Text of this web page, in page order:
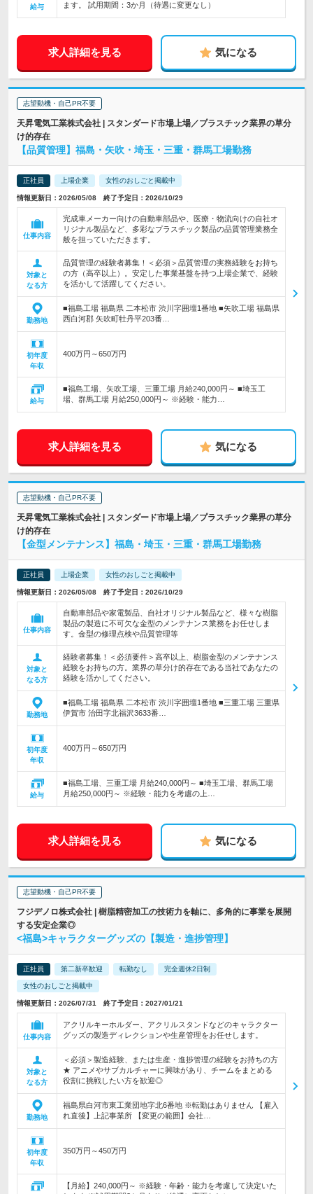
給与
ます。 試用期間：3か月（待遇に変更なし）
求人詳細を見る 気になる
志望動機・自己PR不要
天昇電気工業株式会社 | スタンダード市場上場／プラスチック業界の草分
け的存在
【品質管理】福島・矢吹・埼玉・三重・群馬工場勤務
正社員 上場企業 女性のおしごと掲載中
情報更新日：2026/05/08 終了予定日：2026/10/29
仕事内容
完成車メーカー向けの自動車部品や、医療・物流向けの自社オ
リジナル製品など、多彩なプラスチック製品の品質管理業務全
般を担っていただきます。
対象と
なる方
品質管理の経験者募集！＜必須＞品質管理の実務経験をお持ち
の方（高卒以上）。安定した事業基盤を持つ上場企業で、経験
を活かして活躍してください。
勤務地
■福島工場 福島県 二本松市 渋川字囲壇1番地 ■矢吹工場 福島県
西白河郡 矢吹町牡丹平203番…
初年度
年収
400万円～650万円
給与
■福島工場、矢吹工場、三重工場 月給240,000円～ ■埼玉工
場、群馬工場 月給250,000円～ ※経験・能力…
求人詳細を見る 気になる
志望動機・自己PR不要
天昇電気工業株式会社 | スタンダード市場上場／プラスチック業界の草分
け的存在
【金型メンテナンス】福島・埼玉・三重・群馬工場勤務
正社員 上場企業 女性のおしごと掲載中
情報更新日：2026/05/08 終了予定日：2026/10/29
仕事内容
自動車部品や家電製品、自社オリジナル製品など、様々な樹脂
製品の製造に不可欠な金型のメンテナンス業務をお任せしま
す。金型の修理点検や品質管理等
対象と
なる方
経験者募集！＜必須要件＞高卒以上、樹脂金型のメンテナンス
経験をお持ちの方。業界の草分け的存在である当社であなたの
経験を活かしてください。
勤務地
■福島工場 福島県 二本松市 渋川字囲壇1番地 ■三重工場 三重県
伊賀市 治田字北福沢3633番…
初年度
年収
400万円～650万円
給与
■福島工場、三重工場 月給240,000円～ ■埼玉工場、群馬工場
月給250,000円～ ※経験・能力を考慮の上…
求人詳細を見る 気になる
志望動機・自己PR不要
フジデノロ株式会社 | 樹脂精密加工の技術力を軸に、多角的に事業を展開
する安定企業◎
<福島>キャラクターグッズの【製造・進捗管理】
正社員 第二新卒歓迎 転勤なし 完全週休2日制
女性のおしごと掲載中
情報更新日：2026/07/31 終了予定日：2027/01/21
仕事内容
アクリルキーホルダー、アクリルスタンドなどのキャラクター
グッズの製造ディレクションや生産管理をお任せします。
対象と
なる方
＜必須＞製造経験、または生産・進捗管理の経験をお持ちの方
★ アニメやサブカルチャーに興味があり、チームをまとめる
役割に挑戦したい方を歓迎◎
勤務地
福島県白河市東工業団地字北6番地 ※転勤はありません 【雇入
れ直後】上記事業所 【変更の範囲】会社…
初年度
年収
350万円～450万円
【月給】240,000円～ ※経験・年齢・能力を考慮して決定いた